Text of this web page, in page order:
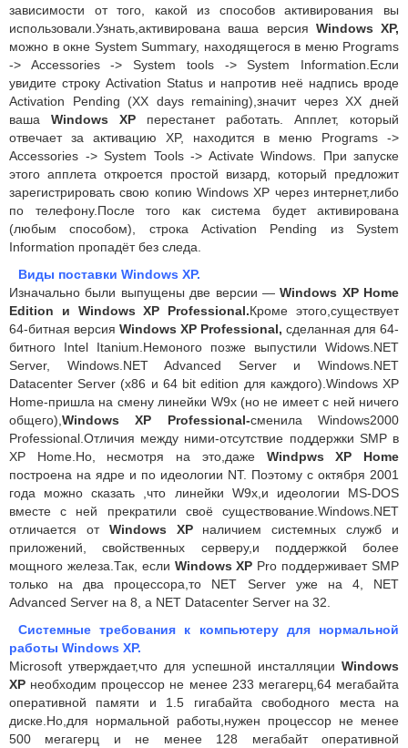
зависимости от того, какой из способов активирования вы
использовали.Узнать,активирована ваша версия Windows XP,
можно в окне System Summary, находящегося в меню Programs
-> Accessories -> System tools -> System Information.Если
увидите строку Activation Status и напротив неё надпись вроде
Activation Pending (XX days remaining),значит через XX дней
ваша Windows XP перестанет работать. Апплет, который
отвечает за активацию XP, находится в меню Programs ->
Accessories -> System Tools -> Activate Windows. При запуске
этого апплета откроется простой визард, который предложит
зарегистрировать свою копию Windows XP через интернет,либо
по телефону.После того как система будет активирована
(любым способом), строка Activation Pending из System
Information пропадёт без следа.
Виды поставки Windows XP.
Изначально были выпущены две версии —Windows XP Home
Edition и Windows XP Professional.Кроме этого,существует
64-битная версия Windows XP Professional, сделанная для 64-
битного Intel Itanium.Немоного позже выпустили Widows.NET
Server, Windows.NET Advanced Server и Windows.NET
Datacenter Server (x86 и 64 bit edition для каждого).Windows XP
Home-пришла на смену линейки W9x (но не имеет с ней ничего
общего), Windows XP Professional-сменила Windows2000
Professional.Отличия между ними-отсутствие поддержки SMP в
XP Home.Но, несмотря на это,даже Windpws XP Home
построена на ядре и по идеологии NT. Поэтому с октября 2001
года можно сказать ,что линейки W9x,и идеологии MS-DOS
вместе с ней прекратили своё существование.Windows.NET
отличается от Windows XPналичием системных служб и
приложений, свойственных серверу,и поддержкой более
мощного железа.Так, если Windows XP Pro поддерживает SMP
только на два процессора,то NET Server уже на 4, NET
Advanced Server на 8, а NET Datacenter Server на 32.
Системные требования к компьютеру для нормальной
работы Windows XP.
Microsoft утверждает,что для успешной инсталляции Windows
XP необходим процессор не менее 233 мегагерц,64 мегабайта
оперативной памяти и 1.5 гигабайта свободного места на
диске.Но,для нормальной работы,нужен процессор не менее
500 мегагерц и не менее 128 мегабайт оперативной